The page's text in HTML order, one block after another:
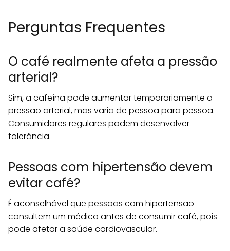
Perguntas Frequentes
O café realmente afeta a pressão
arterial?
Sim, a cafeína pode aumentar temporariamente a
pressão arterial, mas varia de pessoa para pessoa.
Consumidores regulares podem desenvolver
tolerância.
Pessoas com hipertensão devem
evitar café?
É aconselhável que pessoas com hipertensão
consultem um médico antes de consumir café, pois
pode afetar a saúde cardiovascular.